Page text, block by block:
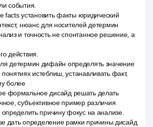
события.
facts установить факты юридический
нюанс для носителей детермин
и точность не спонтанное решение, а
действия.
детермин дифайн определять значение
истеблиш, устанавливать факт,
более
формальное дисайд решать делать
субъективное пример различия
определить причину фокус на анализе.
дать определение рамки причины дисайд